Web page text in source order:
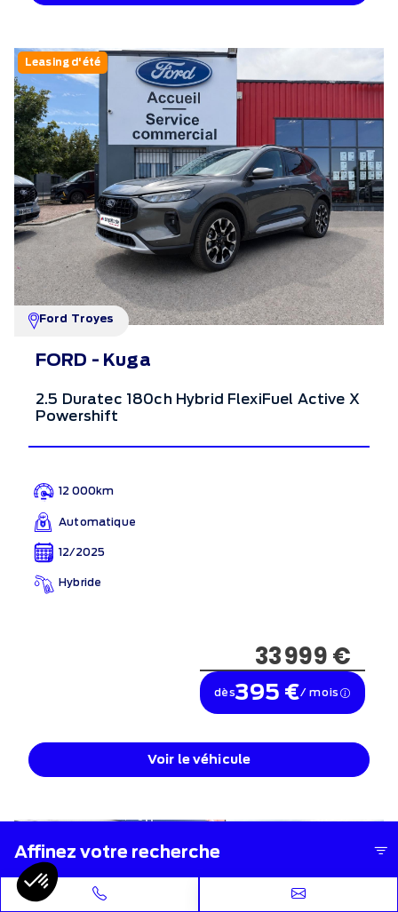
Affinez votre recherche
Leasing d'été
Ford Troyes
FORD - Kuga
2.5 Duratec 180ch Hybrid FlexiFuel Active X
Powershift
12 000km
Automatique
12/2025
Hybride
33 999 €
dès395 €/ mois
Voir le véhicule